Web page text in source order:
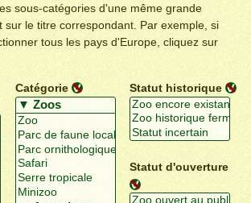
sous-catégories d'une même grande
sur le titre correspondant. Par exemple, si
tous les pays d'Europe, cliquez sur
Catégorie Statut historique
Statut d'ouverture